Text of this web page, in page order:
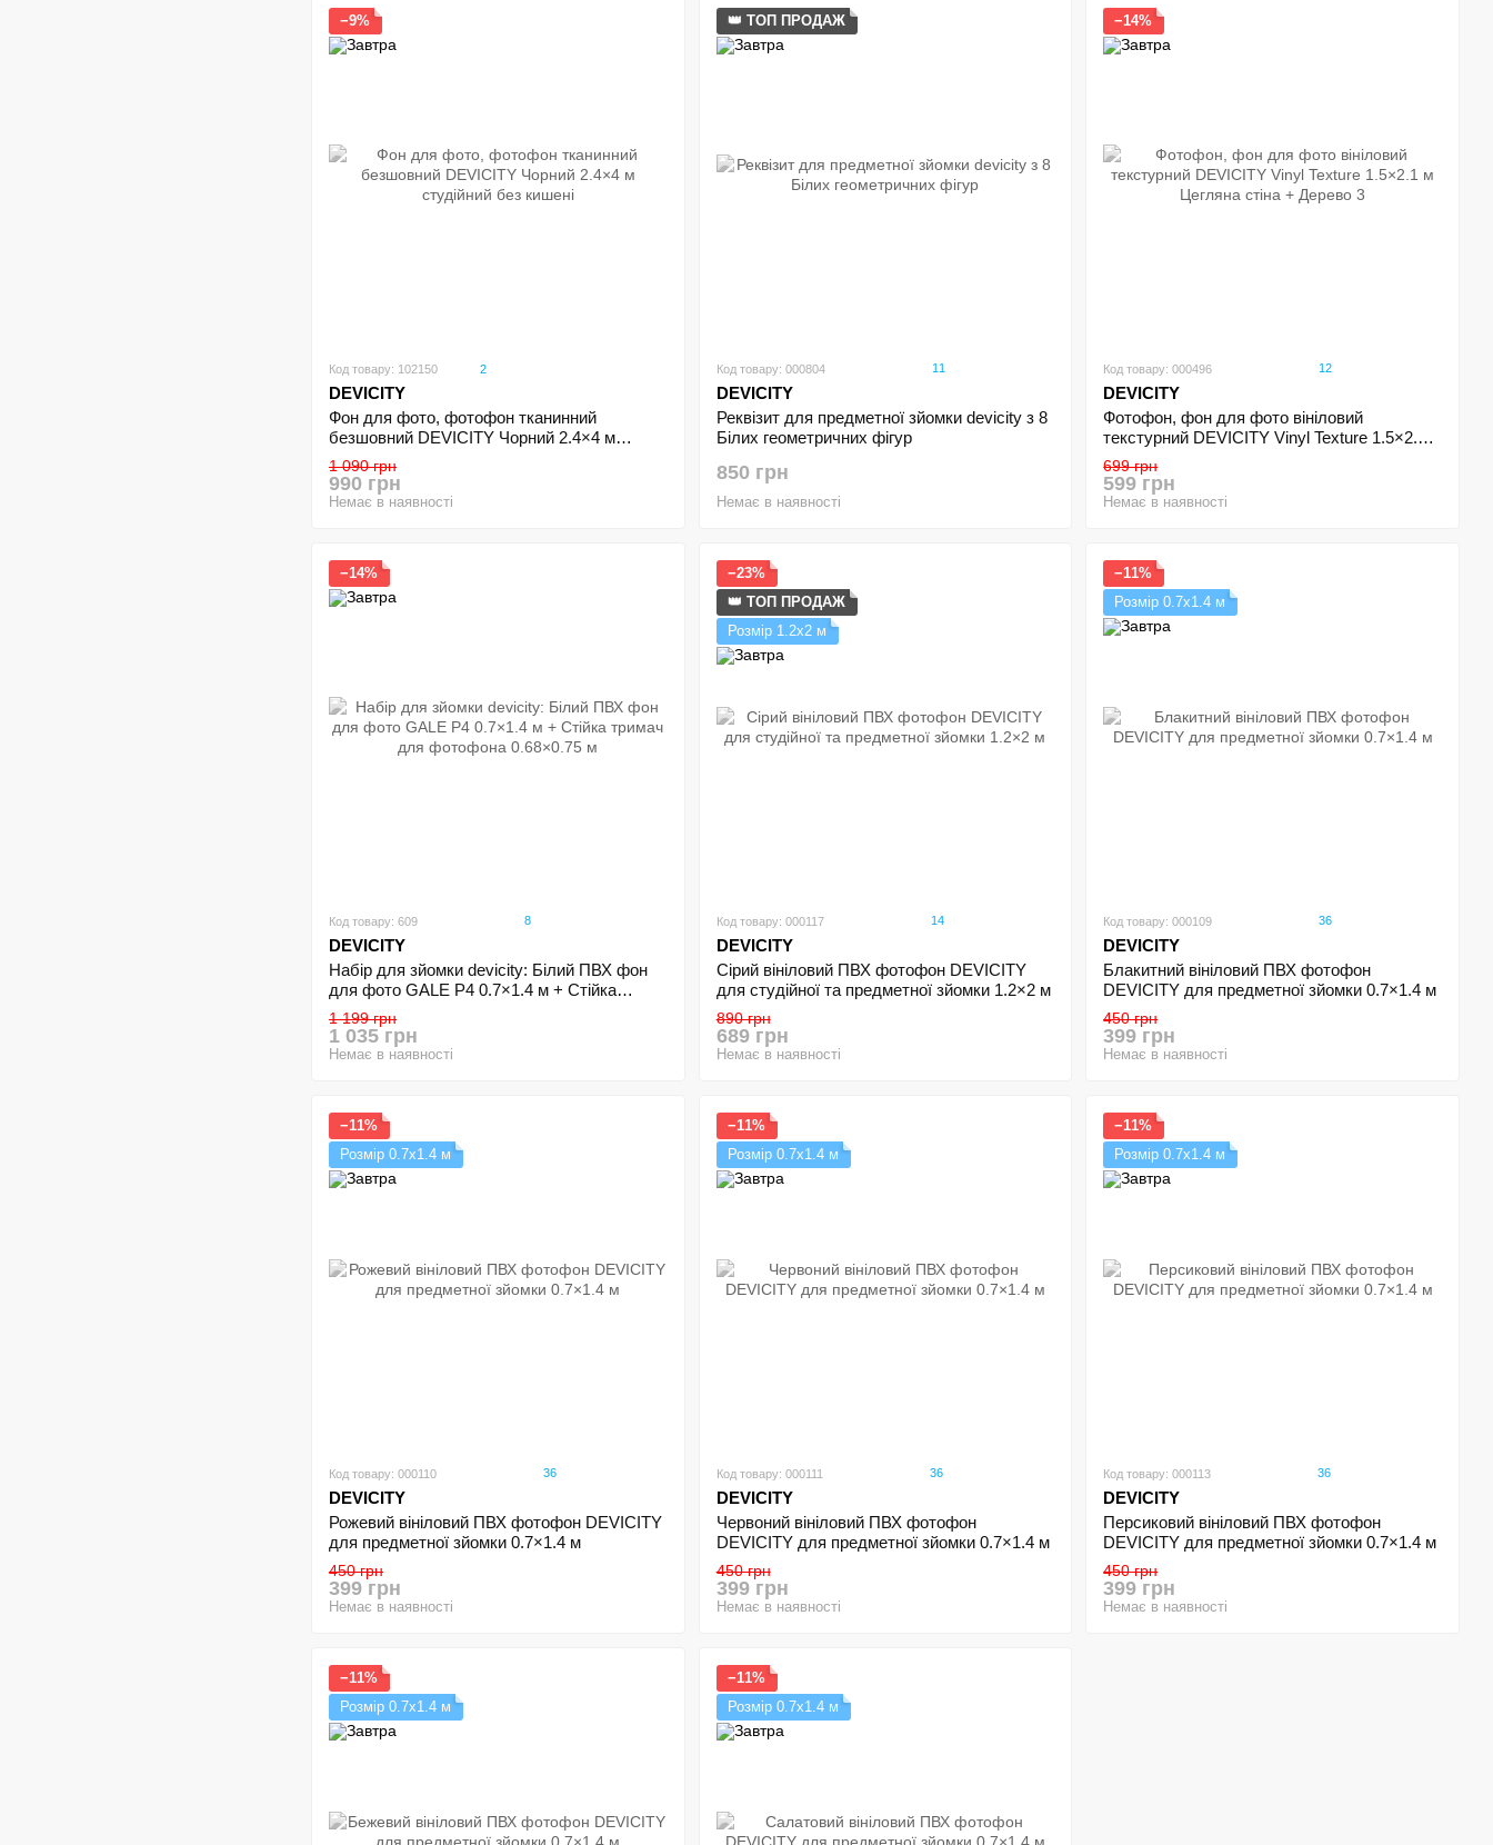
−9%
Код товару: 102150 2
DEVICITY
Фон для фото, фотофон тканинний
безшовний DEVICITY Чорний 2.4×4 м
студійний без кишені
1 090 грн
990 грн
Немає в наявності
👑 ТОП ПРОДАЖ
Код товару: 000804 11
DEVICITY
Реквізит для предметної зйомки devicity з 8
Білих геометричних фігур
850 грн
Немає в наявності
−14%
Код товару: 000496 12
DEVICITY
Фотофон, фон для фото вініловий
текстурний DEVICITY Vinyl Texture 1.5×2.1
м Цегляна стіна + Дерево 3
699 грн
599 грн
Немає в наявності
−14%
Код товару: 609 8
DEVICITY
Набір для зйомки devicity: Білий ПВХ фон
для фото GALE Р4 0.7×1.4 м + Стійка
тримач для фотофона 0.68×0.75 м
1 199 грн
1 035 грн
Немає в наявності
−23%
👑 ТОП ПРОДАЖ
Розмір 1.2х2 м
Код товару: 000117 14
DEVICITY
Сірий вініловий ПВХ фотофон DEVICITY
для студійної та предметної зйомки 1.2×2 м
890 грн
689 грн
Немає в наявності
−11%
Розмір 0.7х1.4 м
Код товару: 000109 36
DEVICITY
Блакитний вініловий ПВХ фотофон
DEVICITY для предметної зйомки 0.7×1.4 м
450 грн
399 грн
Немає в наявності
−11%
Розмір 0.7х1.4 м
Код товару: 000110 36
DEVICITY
Рожевий вініловий ПВХ фотофон DEVICITY
для предметної зйомки 0.7×1.4 м
450 грн
399 грн
Немає в наявності
−11%
Розмір 0.7х1.4 м
Код товару: 000111 36
DEVICITY
Червоний вініловий ПВХ фотофон
DEVICITY для предметної зйомки 0.7×1.4 м
450 грн
399 грн
Немає в наявності
−11%
Розмір 0.7х1.4 м
Код товару: 000113 36
DEVICITY
Персиковий вініловий ПВХ фотофон
DEVICITY для предметної зйомки 0.7×1.4 м
450 грн
399 грн
Немає в наявності
−11%
Розмір 0.7х1.4 м
−11%
Розмір 0.7х1.4 м